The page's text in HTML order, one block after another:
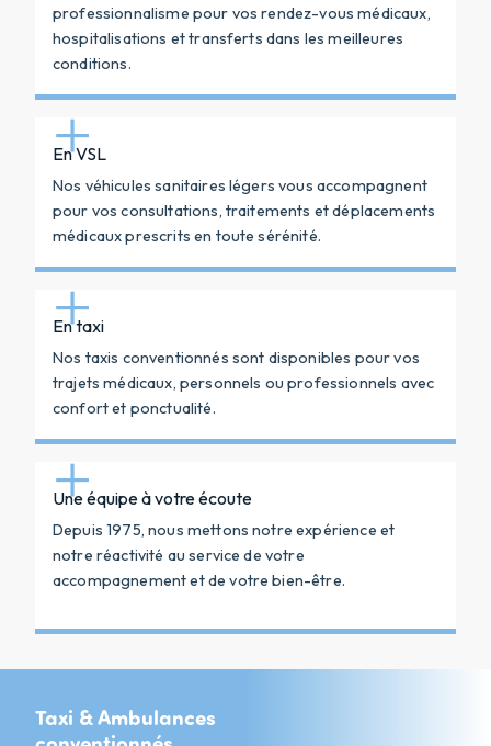
professionnalisme pour vos rendez-vous médicaux,
hospitalisations et transferts dans les meilleures
conditions.
En VSL
Nos véhicules sanitaires légers vous accompagnent
pour vos consultations, traitements et déplacements
médicaux prescrits en toute sérénité.
En taxi
Nos taxis conventionnés sont disponibles pour vos
trajets médicaux, personnels ou professionnels avec
confort et ponctualité.
Une équipe à votre écoute
Depuis 1975, nous mettons notre expérience et
notre réactivité au service de votre
accompagnement et de votre bien-être.
Taxi & Ambulances